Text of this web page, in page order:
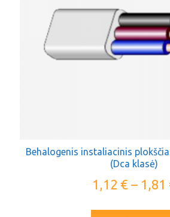
Behalogenis instaliacinis
(Dca klasė)
1,12 €– 1,81